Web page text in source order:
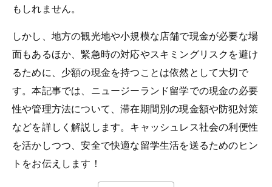
もしれません。
しかし、地方の観光地や小規模な店舗で現金が必要な場
面もあるほか、緊急時の対応やスキミングリスクを避け
るために、少額の現金を持つことは依然として大切で
す。本記事では、ニュージーランド留学での現金の必要
性や管理方法について、滞在期間別の現金額や防犯対策
などを詳しく解説します。キャッシュレス社会の利便性
を活かしつつ、安全で快適な留学生活を送るためのヒン
トをお伝えします！